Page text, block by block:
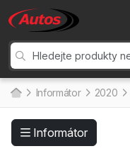
Informátor 2020
Informátor